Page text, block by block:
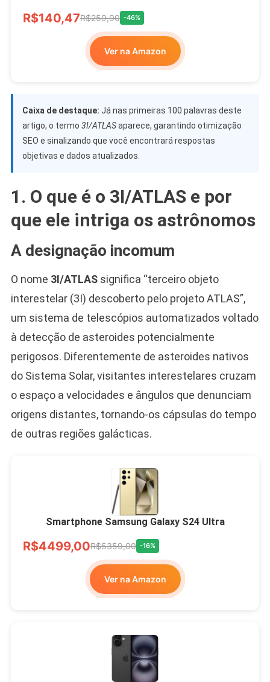
R$140,47R$259,90 -46%
Ver na Amazon
Caixa de destaque: Já nas primeiras 100 palavras deste
artigo, o termo 3I/ATLASaparece, garantindo otimização
SEO e sinalizando que você encontrará respostas
objetivas e dados atualizados.
1. O que é o 3I/ATLAS e por
que ele intriga os astrônomos
A designação incomum
O nome 3I/ATLASsignifica “terceiro objeto
interestelar (3I) descoberto pelo projeto ATLAS”,
um sistema de telescópios automatizados voltado
à detecção de asteroides potencialmente
perigosos. Diferentemente de asteroides nativos
do Sistema Solar, visitantes interestelares cruzam
o espaço a velocidades e ângulos que denunciam
origens distantes, tornando-os cápsulas do tempo
de outras regiões galácticas.
Smartphone Samsung Galaxy S24 Ultra
R$4499,00R$5359,00 -16%
Ver na Amazon